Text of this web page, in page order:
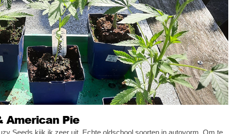
American Pie
Seeds kijk ik zeer uit. Echte oldschool soorten in autovorm. Om te